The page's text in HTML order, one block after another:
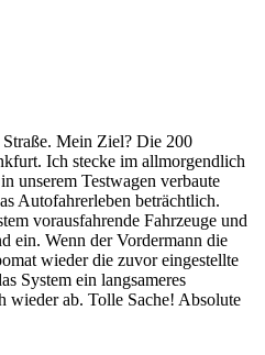
Straße. Mein Ziel? Die 200
Ich stecke im allmorgendlich
unserem Testwagen verbaute
Autofahrerleben beträchtlich.
vorausfahrende Fahrzeuge und
ein. Wenn der Vordermann die
wieder die zuvor eingestellte
System ein langsameres
wieder ab. Tolle Sache! Absolute